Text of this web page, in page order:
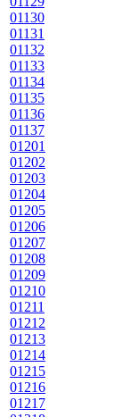
01130
01131
01132
01133
01134
01135
01136
01137
01201
01202
01203
01204
01205
01206
01207
01208
01209
01210
01211
01212
01213
01214
01215
01216
01217